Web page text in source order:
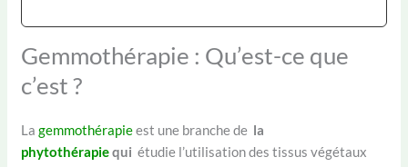
Gemmothérapie : Qu’est-ce que
c’est ?
Lagemmothérapieest une branche de la
phytothérapiequi étudie l’utilisation des tissus végétaux